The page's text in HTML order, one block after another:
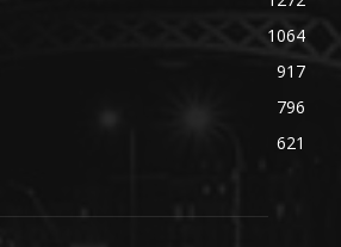
1064
917
796
621